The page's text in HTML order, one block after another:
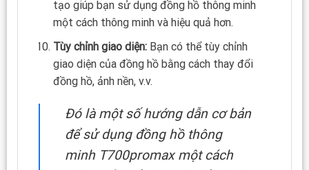
tạo giúp bạn sử dụng đồng hồ thông minh
một cách thông minh và hiệu quả hơn.
Tùy chỉnh giao diện:Bạn có thể tùy chỉnh
giao diện của đồng hồ bằng cách thay đổi
đồng hồ, ảnh nền, v.v.
Đó là một số hướng dẫn cơ bản
để sử dụng đồng hồ thông
minh T700promax một cách